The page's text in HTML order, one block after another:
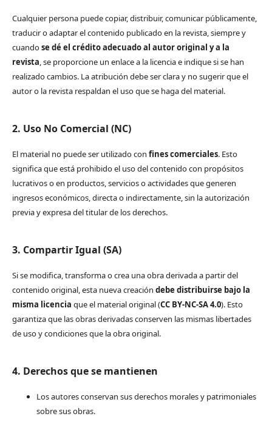
Cualquier persona puede copiar, distribuir, comunicar públicamente,
traducir o adaptar el contenido publicado en la revista, siempre y
cuandose dé el crédito adecuado al autor original y a la
revista, se proporcione un enlace a la licencia e indique si se han
realizado cambios. La atribución debe ser clara y no sugerir que el
autor o la revista respaldan el uso que se haga del material.
2. Uso No Comercial (NC)
El material no puede ser utilizado con fines comerciales. Esto
significa que está prohibido el uso del contenido con propósitos
lucrativos o en productos, servicios o actividades que generen
ingresos económicos, directa o indirectamente, sin la autorización
previa y expresa del titular de los derechos.
3. Compartir Igual (SA)
Si se modifica, transforma o crea una obra derivada a partir del
contenido original, esta nueva creación debe distribuirse bajo la
misma licencia que el material original (CC BY-NC-SA 4.0). Esto
garantiza que las obras derivadas conserven las mismas libertades
de uso y condiciones que la obra original.
4. Derechos que se mantienen
Los autores conservan sus derechos morales y patrimoniales
sobre sus obras.